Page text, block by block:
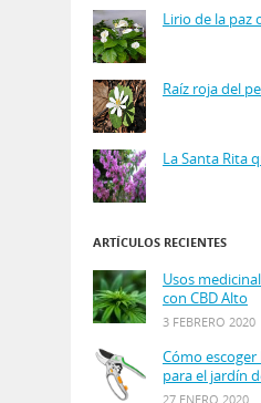
Lirio de la paz
Raíz roja del
La Santa Rita
ARTÍCULOS RECIENTES
Usos
con CBD Alto
3 FEBRERO 2020
Cómo
para el jardín
27 ENERO 2020